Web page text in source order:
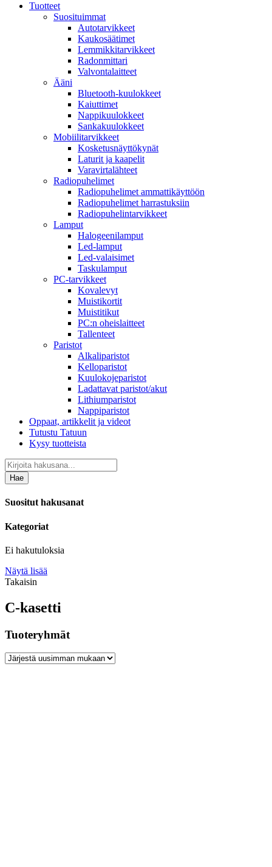
Tuotteet
Suosituimmat
Autotarvikkeet
Kaukosäätimet
Lemmikkitarvikkeet
Radonmittari
Valvontalaitteet
Ääni
Bluetooth-kuulokkeet
Kaiuttimet
Nappikuulokkeet
Sankakuulokkeet
Mobiilitarvikkeet
Kosketusnäyttökynät
Laturit ja kaapelit
Varavirtalähteet
Radiopuhelimet
Radiopuhelimet ammattikäyttöön
Radiopuhelimet harrastuksiin
Radiopuhelintarvikkeet
Lamput
Halogeenilamput
Led-lamput
Led-valaisimet
Taskulamput
PC-tarvikkeet
Kovalevyt
Muistikortit
Muistitikut
PC:n oheislaitteet
Tallenteet
Paristot
Alkaliparistot
Kelloparistot
Kuulokojeparistot
Ladattavat paristot/akut
Lithiumparistot
Nappiparistot
Oppaat, artikkelit ja videot
Tutustu Tatuun
Kysy tuotteista
Hae
Suositut hakusanat
Kategoriat
Ei hakutuloksia
Näytä lisää
Takaisin
C-kasetti
Tuoteryhmät